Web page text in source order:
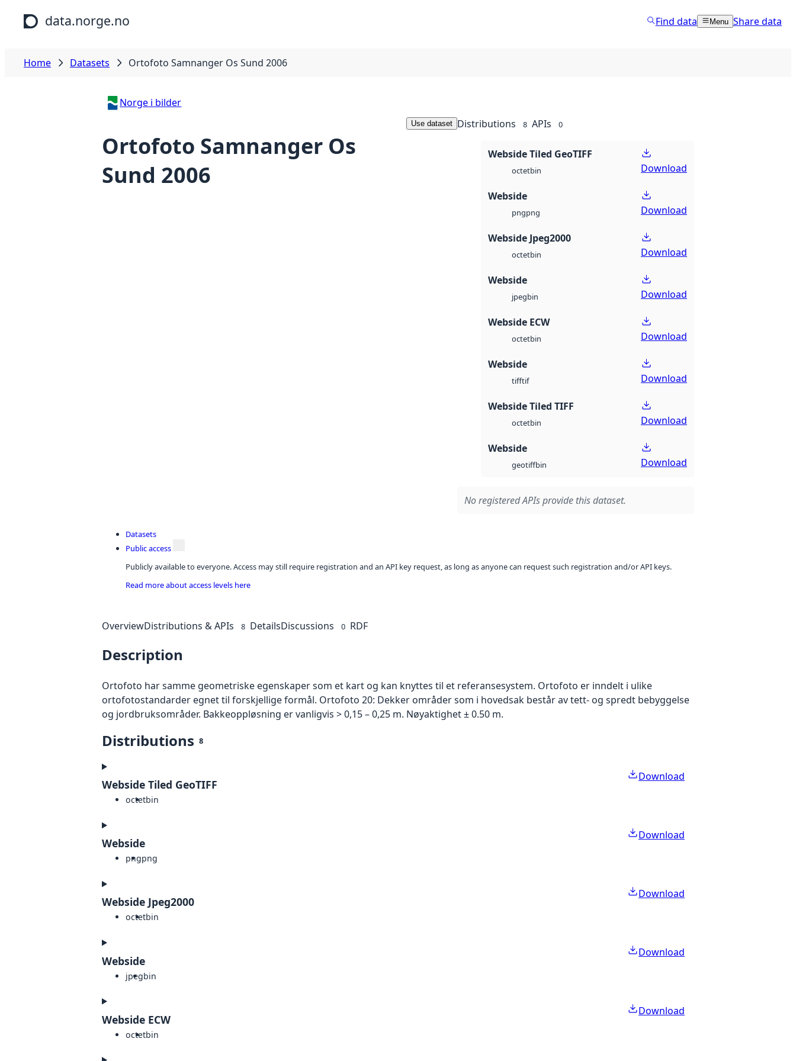
Skip to main content
data.norge.no Find data Menu Share data
Home Datasets Ortofoto Samnanger Os Sund 2006
Norge i bilder
Ortofoto Samnanger Os
Sund 2006
Use dataset Distributions 8 APIs 0
Webside Tiled GeoTIFF
octetbin Download
Webside
pngpng Download
Webside Jpeg2000
octetbin Download
Webside
jpegbin Download
Webside ECW
octetbin Download
Webside
tifftif Download
Webside Tiled TIFF
octetbin Download
Webside
geotiffbin Download
No registered APIs provide this dataset.
Datasets
Public access
Publicly available to everyone. Access may still require registration and an API key request, as long as anyone can request such registration and/or API keys.
Read more about access levels here
OverviewDistributions & APIs 8 DetailsDiscussions 0 RDF
Description
Ortofoto har samme geometriske egenskaper som et kart og kan knyttes til et referansesystem. Ortofoto er inndelt i ulike
ortofotostandarder egnet til forskjellige formål. Ortofoto 20: Dekker områder som i hovedsak består av tett- og spredt bebyggelse
og jordbruksområder. Bakkeoppløsning er vanligvis > 0,15 – 0,25 m. Nøyaktighet ± 0.50 m.
Distributions 8
Webside Tiled GeoTIFF
octetbin
Download
Webside
pngpng
Download
Webside Jpeg2000
octetbin
Download
Webside
jpegbin
Download
Webside ECW
octetbin
Download